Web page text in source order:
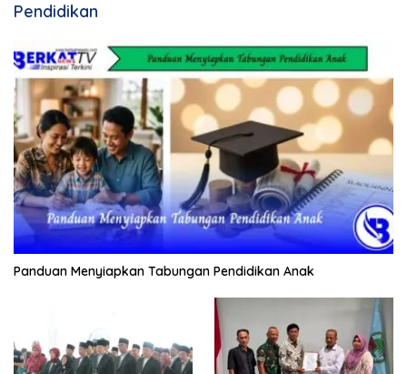
Pendidikan
Panduan Menyiapkan Tabungan Pendidikan Anak